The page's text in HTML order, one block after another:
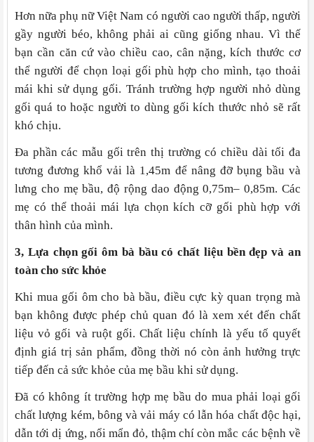
Hơn nữa phụ nữ Việt Nam có người cao người thấp, người
gầy người béo, không phải ai cũng giống nhau. Vì thế
bạn cần căn cứ vào chiều cao, cân nặng, kích thước cơ
thể người để chọn loại gối phù hợp cho mình, tạo thoải
mái khi sử dụng gối. Tránh trường hợp người nhỏ dùng
gối quá to hoặc người to dùng gối kích thước nhỏ sẽ rất
khó chịu.
Đa phần các mẫu gối trên thị trường có chiều dài tối đa
tương đương khổ vải là 1,45m để nâng đỡ bụng bầu và
lưng cho mẹ bầu, độ rộng dao động 0,75m– 0,85m. Các
mẹ có thể thoải mái lựa chọn kích cỡ gối phù hợp với
thân hình của mình.
3, Lựa chọn gối ôm bà bầu có chất liệu bền đẹp và an
toàn cho sức khỏe
Khi mua gối ôm cho bà bầu, điều cực kỳ quan trọng mà
bạn không được phép chủ quan đó là xem xét đến chất
liệu vỏ gối và ruột gối. Chất liệu chính là yếu tố quyết
định giá trị sản phẩm, đồng thời nó còn ảnh hưởng trực
tiếp đến cả sức khỏe của mẹ bầu khi sử dụng.
Đã có không ít trường hợp mẹ bầu do mua phải loại gối
chất lượng kém, bông và vải máy có lẫn hóa chất độc hại,
dẫn tới dị ứng, nổi mẩn đỏ, thậm chí còn mắc các bệnh về